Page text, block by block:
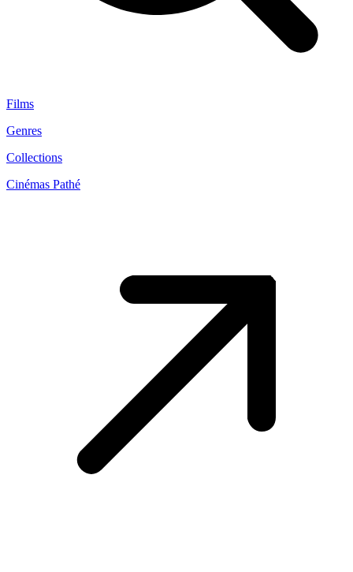
Films
Genres
Collections
Cinémas Pathé